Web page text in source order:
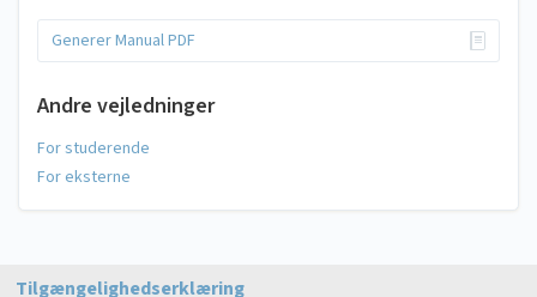
Generer Manual PDF
Andre vejledninger
For studerende
For eksterne
Tilgængelighedserklæring